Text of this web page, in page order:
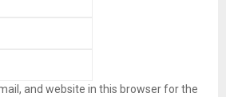
and website in this browser for the